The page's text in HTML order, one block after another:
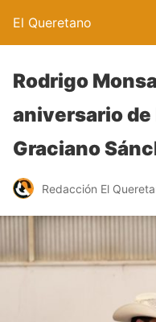
El Queretano
Rodrigo
aniversario de
Graciano
Redacción El